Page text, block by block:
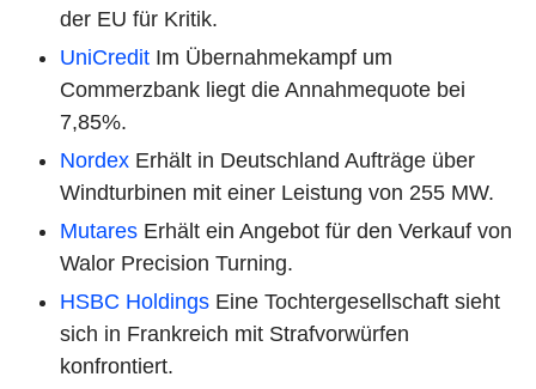
der EU für Kritik.
UniCredit Im Übernahmekampf um
Commerzbank liegt die Annahmequote bei
7,85%.
Nordex Erhält in Deutschland Aufträge über
Windturbinen mit einer Leistung von 255 MW.
Mutares Erhält ein Angebot für den Verkauf von
Walor Precision Turning.
HSBC Holdings Eine Tochtergesellschaft sieht
sich in Frankreich mit Strafvorwürfen
konfrontiert.